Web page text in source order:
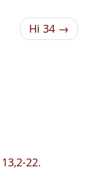
Hi 34 →
22.